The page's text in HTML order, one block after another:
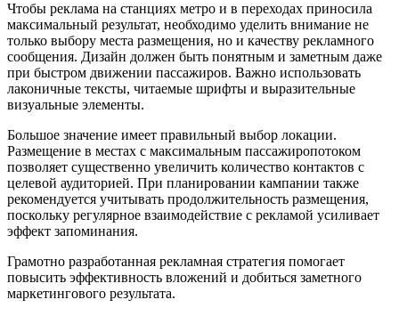
Чтобы реклама на станциях метро и в переходах приносила
максимальный результат, необходимо уделить внимание не
только выбору места размещения, но и качеству рекламного
сообщения. Дизайн должен быть понятным и заметным даже
при быстром движении пассажиров. Важно использовать
лаконичные тексты, читаемые шрифты и выразительные
визуальные элементы.
Большое значение имеет правильный выбор локации.
Размещение в местах с максимальным пассажиропотоком
позволяет существенно увеличить количество контактов с
целевой аудиторией. При планировании кампании также
рекомендуется учитывать продолжительность размещения,
поскольку регулярное взаимодействие с рекламой усиливает
эффект запоминания.
Грамотно разработанная рекламная стратегия помогает
повысить эффективность вложений и добиться заметного
маркетингового результата.